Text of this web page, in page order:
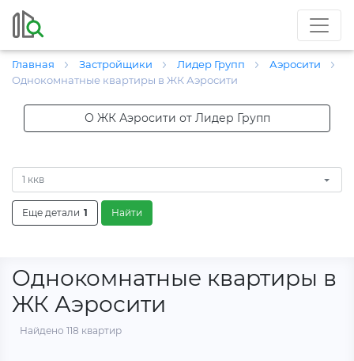
Главная Застройщики Лидер Групп
Аэросити
Однокомнатные квартиры в ЖК Аэросити
О ЖК Аэросити от Лидер Групп
1 ккв
Еще детали 1 Найти
Однокомнатные квартиры в
ЖК Аэросити
Найдено 118 квартир